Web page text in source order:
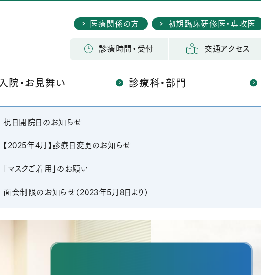
医療関係の方 初期臨床研修医・専攻医
検 索
診療時間・受付 交通アクセス
入院・お見舞い 診療科・部門
祝日開院日のお知らせ
【2025年4月】診療日変更のお知らせ
「マスクご着用」のお願い
面会制限のお知らせ（2023年5月8日より）
最新医療設備